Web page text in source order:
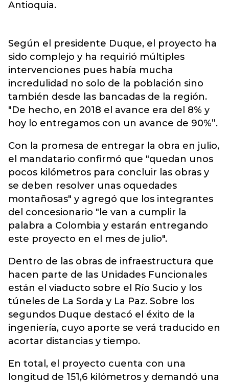
Antioquia.
Según el presidente Duque, el proyecto ha
sido complejo y ha requirió múltiples
intervenciones pues había mucha
incredulidad no solo de la población sino
también desde las bancadas de la región.
"De hecho, en 2018 el avance era del 8% y
hoy lo entregamos con un avance de 90%”.
Con la promesa de entregar la obra en julio,
el mandatario confirmó que "quedan unos
pocos kilómetros para concluir las obras y
se deben resolver unas oquedades
montañosas" y agregó que los integrantes
del concesionario "le van a cumplir la
palabra a Colombia y estarán entregando
este proyecto en el mes de julio".
Dentro de las obras de infraestructura que
hacen parte de las Unidades Funcionales
están el viaducto sobre el Río Sucio y los
túneles de La Sorda y La Paz. Sobre los
segundos Duque destacó el éxito de la
ingeniería, cuyo aporte se verá traducido en
acortar distancias y tiempo.
En total, el proyecto cuenta con una
longitud de 151,6 kilómetros y demandó una